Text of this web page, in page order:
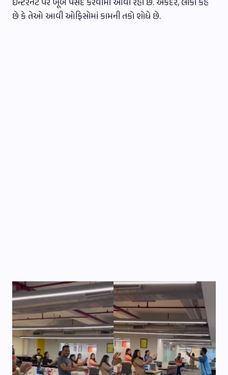
ઇન્ટરનેટ પર ખૂબ પસંદ કરવામાં આવી રહી છે. એકંદરે, લોકો કહે
છે કે તેઓ આવી ઓફિસોમાં કામની તકો શોધે છે.